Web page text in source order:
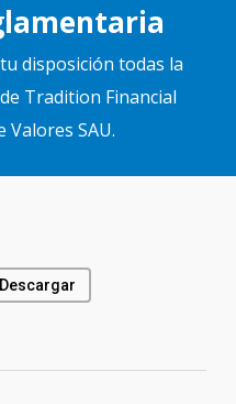
disposición todas la
Tradition Financial
Valores SAU.
Descargar